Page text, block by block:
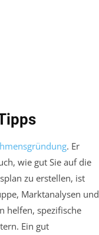
. Er
wie gut Sie auf die
zu erstellen, ist
Marktanalysen und
helfen, spezifische
Ein gut